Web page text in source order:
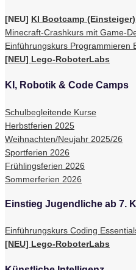
[NEU] KI Bootcamp (Einsteiger)
Minecraft-Crashkurs mit Game-
Einführungskurs Programmieren
[NEU] Lego-RoboterLabs
KI, Robotik & Code Camps
Schulbegleitende Kurse
Herbstferien 2025
Weihnachten/Neujahr 2025/26
Sportferien 2026
Frühlingsferien 2026
Sommerferien 2026
Einstieg Jugendliche ab 7.
Einführungskurs Coding
[NEU] Lego-RoboterLabs